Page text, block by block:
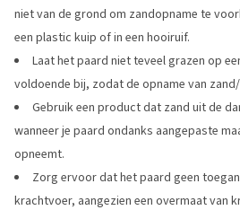
niet van de grond om zandopname te
een plastic kuip of in een hooiruif.
Laat het paard niet teveel grazen op
voldoende bij, zodat de opname van
Gebruik een product dat zand uit de
wanneer je paard ondanks aangepaste
opneemt.
Zorg ervoor dat het paard geen
krachtvoer, aangezien een overmaat van